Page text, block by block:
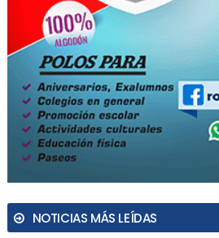
NOTICIAS MÁS LEÍDAS